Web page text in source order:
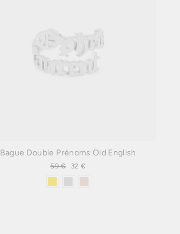
Bague Double Prénoms Old English
Prix
régulier
59 €
Prix
réduit
32 €